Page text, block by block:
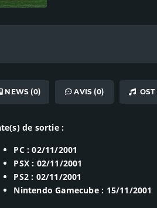
NEWS (0) AVIS (0) OST
de sortie :
PC : 02/11/2001
PSX : 02/11/2001
PS2 : 02/11/2001
Nintendo Gamecube : 15/11/2001